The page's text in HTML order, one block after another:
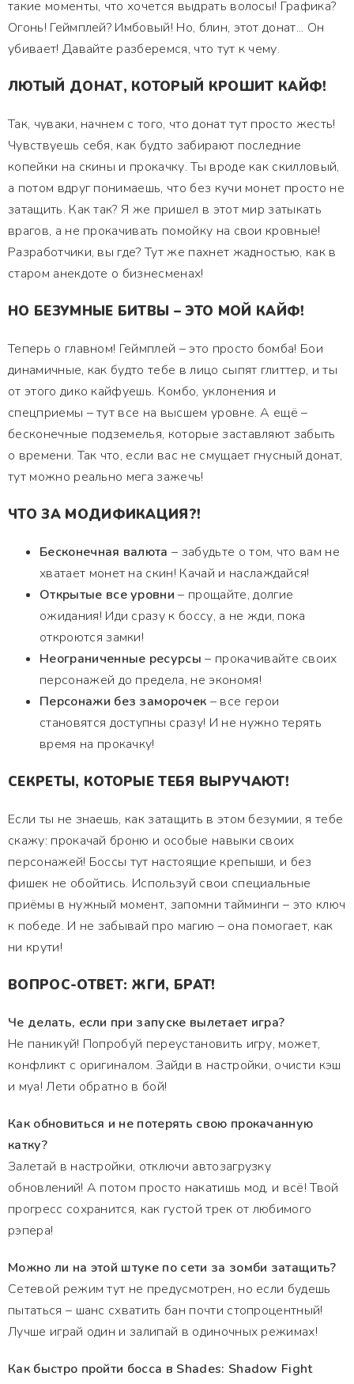
такие моменты, что хочется выдрать волосы! Графика?
Огонь! Геймплей? Имбовый! Но, блин, этот донат... Он
убивает! Давайте разберемся, что тут к чему.
ЛЮТЫЙ ДОНАТ, КОТОРЫЙ КРОШИТ КАЙФ!
Так, чуваки, начнем с того, что донат тут просто жесть!
Чувствуешь себя, как будто забирают последние
копейки на скины и прокачку. Ты вроде как скилловый,
а потом вдруг понимаешь, что без кучи монет просто не
затащить. Как так? Я же пришел в этот мир затыкать
врагов, а не прокачивать помойку на свои кровные!
Разработчики, вы где? Тут же пахнет жадностью, как в
старом анекдоте о бизнесменах!
НО БЕЗУМНЫЕ БИТВЫ – ЭТО МОЙ КАЙФ!
Теперь о главном! Геймплей – это просто бомба! Бои
динамичные, как будто тебе в лицо сыпят глиттер, и ты
от этого дико кайфуешь. Комбо, уклонения и
спецприемы – тут все на высшем уровне. А ещё –
бесконечные подземелья, которые заставляют забыть
о времени. Так что, если вас не смущает гнусный донат,
тут можно реально мега зажечь!
ЧТО ЗА МОДИФИКАЦИЯ?!
Бесконечная валюта – забудьте о том, что вам не
хватает монет на скин! Качай и наслаждайся!
Открытые все уровни – прощайте, долгие
ожидания! Иди сразу к боссу, а не жди, пока
откроются замки!
Неограниченные ресурсы – прокачивайте своих
персонажей до предела, не экономя!
Персонажи без заморочек – все герои
становятся доступны сразу! И не нужно терять
время на прокачку!
СЕКРЕТЫ, КОТОРЫЕ ТЕБЯ ВЫРУЧАЮТ!
Если ты не знаешь, как затащить в этом безумии, я тебе
скажу: прокачай броню и особые навыки своих
персонажей! Боссы тут настоящие крепыши, и без
фишек не обойтись. Используй свои специальные
приёмы в нужный момент, запомни тайминги – это ключ
к победе. И не забывай про магию – она помогает, как
ни крути!
ВОПРОС-ОТВЕТ: ЖГИ, БРАТ!
Че делать, если при запуске вылетает игра?
Не паникуй! Попробуй переустановить игру, может,
конфликт с оригиналом. Зайди в настройки, очисти кэш
и муа! Лети обратно в бой!
Как обновиться и не потерять свою прокачанную
катку?
Залетай в настройки, отключи автозагрузку
обновлений! А потом просто накатишь мод, и всё! Твой
прогресс сохранится, как густой трек от любимого
рэпера!
Можно ли на этой штуке по сети за зомби затащить?
Сетевой режим тут не предусмотрен, но если будешь
пытаться – шанс схватить бан почти стопроцентный!
Лучше играй один и залипай в одиночных режимах!
Как быстро пройти босса в Shades: Shadow Fight